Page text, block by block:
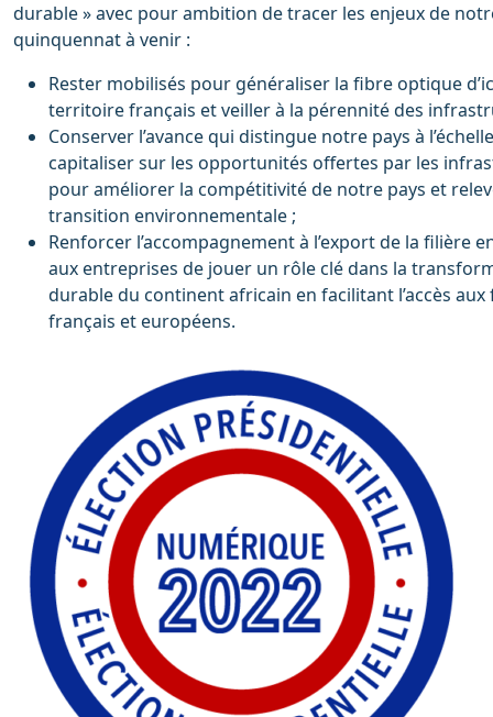
durable » avec pour ambition de tracer les enjeux de
quinquennat à venir :
Rester mobilisés pour généraliser la fibre optique
territoire français et veiller à la pérennité des
Conserver l’avance qui distingue notre pays à
capitaliser sur les opportunités offertes par les
pour améliorer la compétitivité de notre pays et
transition environnementale ;
Renforcer l’accompagnement à l’export de la filière
aux entreprises de jouer un rôle clé dans la
durable du continent africain en facilitant l’accès
français et européens.